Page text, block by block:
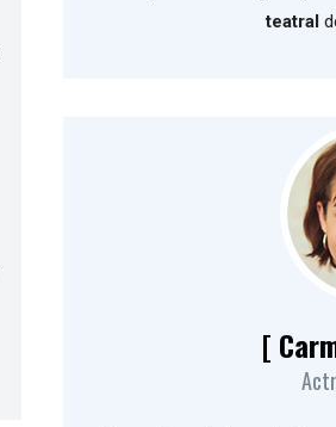
teatral
[